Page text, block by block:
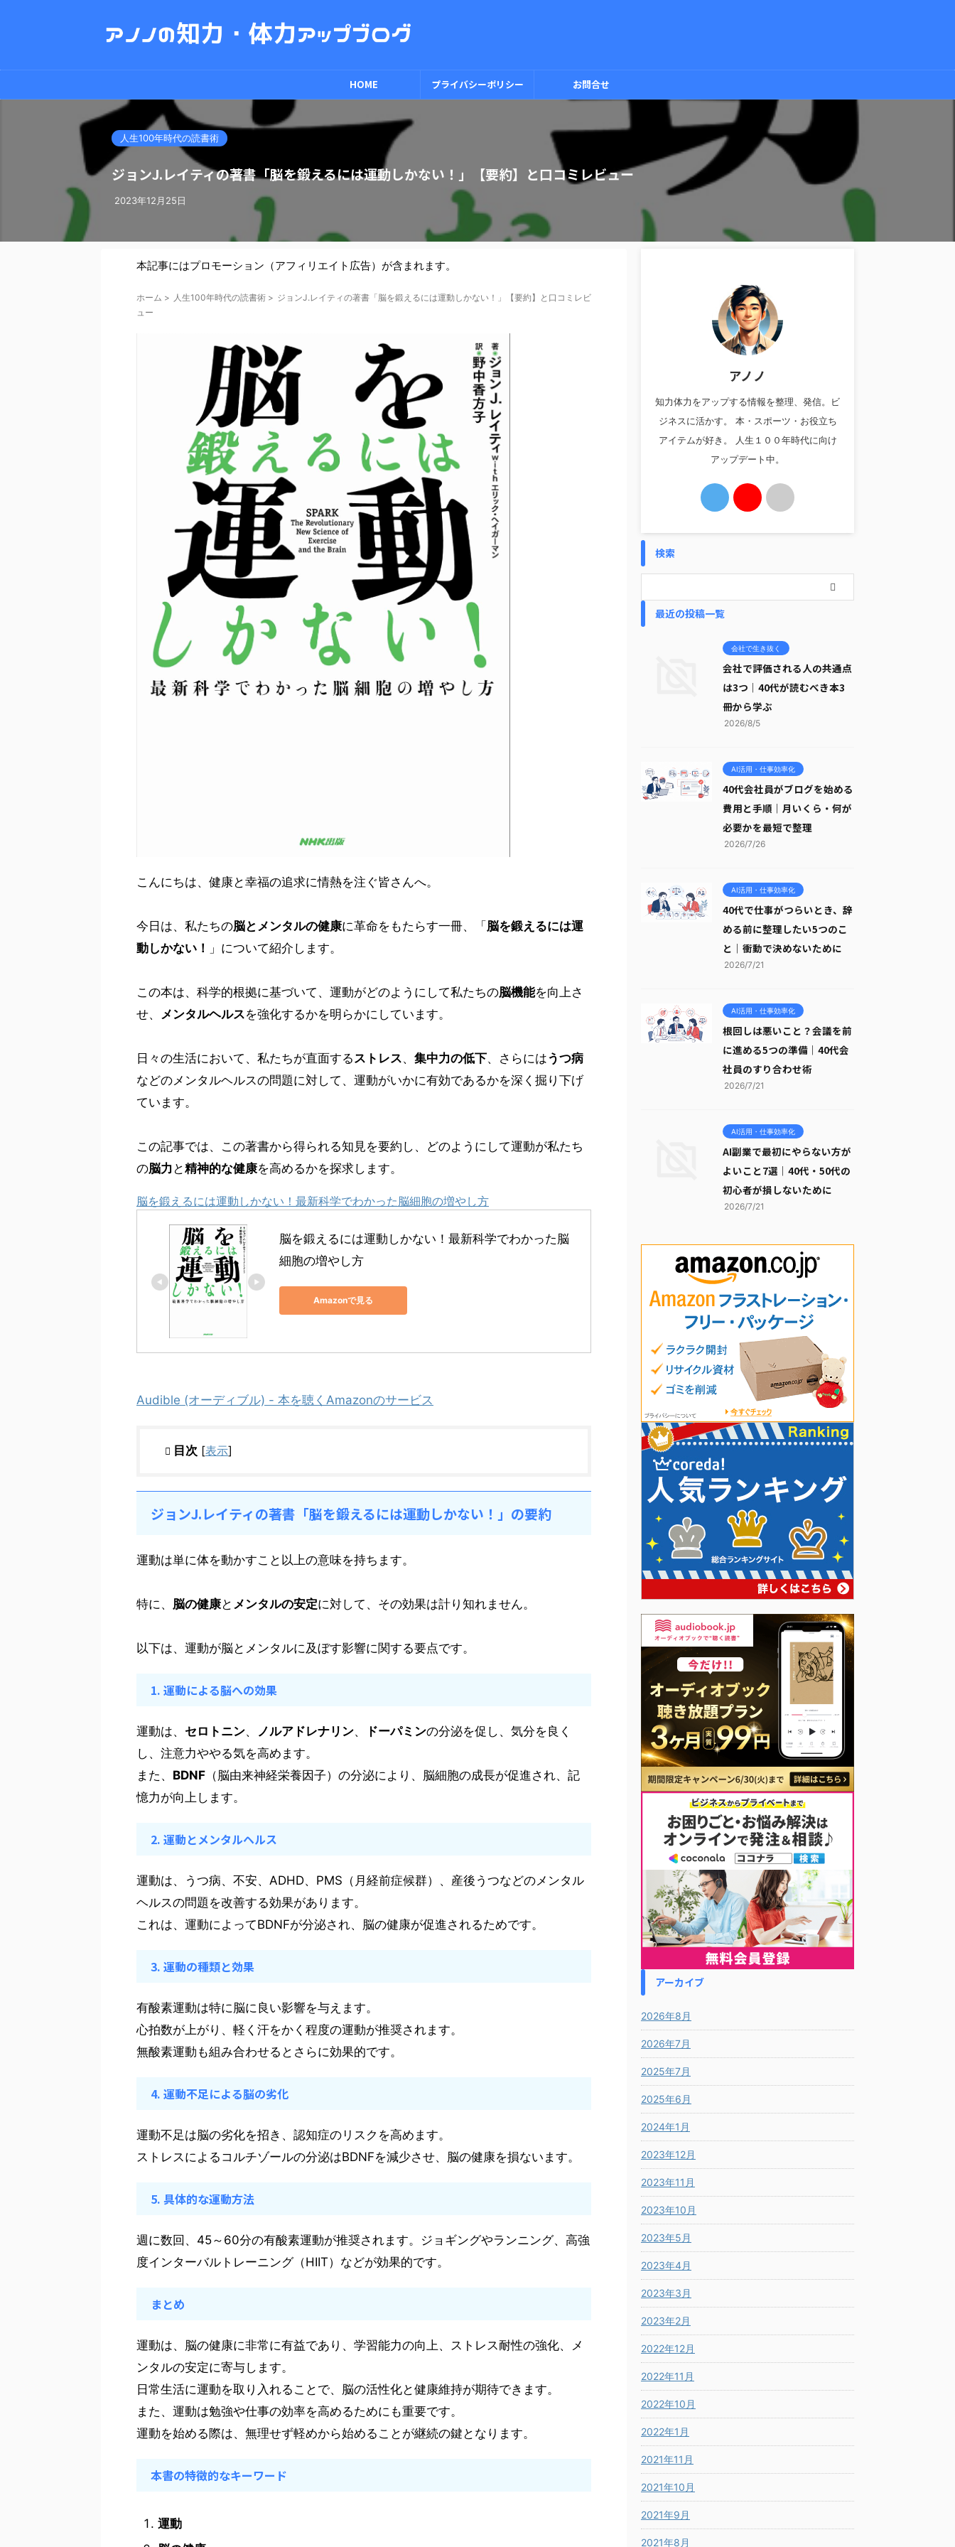
HOME プライバシーポリシー お問合せ
人生100年時代の読書術
ジョンJ.レイティの著書「脳を鍛えるには運動しかない！」【要約】と口コミレビュー
2023年12月25日
本記事にはプロモーション（アフィリエイト広告）が含まれます。
ホーム > 人生100年時代の読書術 > ジョンJ.レイティの著書「脳を鍛えるには運動しかない！」【要約】と口コミレビ
ュー
こんにちは、健康と幸福の追求に情熱を注ぐ皆さんへ。
今日は、私たちの脳とメンタルの健康に革命をもたらす一冊、「脳を鍛えるには運
動しかない！
」について紹介します。
この本は、科学的根拠に基づいて、運動がどのようにして私たちの脳機能を向上さ
せ、
メンタルヘルスを強化するかを明らかにしています。
日々の生活において、私たちが直面する ストレス、 集中力の低下、さらにはうつ病
などのメンタルヘルスの問題に対して、運動がいかに有効であるかを深く掘り下げ
ています。
この記事では、この著書から得られる知見を要約し、どのようにして運動が私たち
の脳力 と精神的な健康を高めるかを探求します。
脳を鍛えるには運動しかない！最新科学でわかった脳細胞の増やし方
脳を鍛えるには運動しかない！最新科学でわかった脳
細胞の増やし方
Amazonで見る
Audible (オーディブル) - 本を聴くAmazonのサービス
目次 [表示]
ジョンJ.レイティの著書「脳を鍛えるには運動しかない！」の要約
運動は単に体を動かすこと以上の意味を持ちます。
特に、 脳の健康と メンタルの安定に対して、その効果は計り知れません。
以下は、運動が脳とメンタルに及ぼす影響に関する要点です。
1. 運動による脳への効果
運動は、 セロトニン、 ノルアドレナリン、 ドーパミンの分泌を促し、気分を良く
し、注意力ややる気を高めます。
また、 BDNF （脳由来神経栄養因子）の分泌により、脳細胞の成長が促進され、記
憶力が向上します。
2. 運動とメンタルヘルス
運動は、うつ病、不安、ADHD、PMS（月経前症候群）、産後うつなどのメンタル
ヘルスの問題を改善する効果があります。
これは、運動によってBDNFが分泌され、脳の健康が促進されるためです。
3. 運動の種類と効果
有酸素運動は特に脳に良い影響を与えます。
心拍数が上がり、軽く汗をかく程度の運動が推奨されます。
無酸素運動も組み合わせるとさらに効果的です。
4. 運動不足による脳の劣化
運動不足は脳の劣化を招き、認知症のリスクを高めます。
ストレスによるコルチゾールの分泌はBDNFを減少させ、脳の健康を損ないます。
5. 具体的な運動方法
週に数回、45～60分の有酸素運動が推奨されます。ジョギングやランニング、高強
度インターバルトレーニング（HIIT）などが効果的です。
まとめ
運動は、脳の健康に非常に有益であり、学習能力の向上、ストレス耐性の強化、メ
ンタルの安定に寄与します。
日常生活に運動を取り入れることで、脳の活性化と健康維持が期待できます。
また、運動は勉強や仕事の効率を高めるためにも重要です。
運動を始める際は、無理せず軽めから始めることが継続の鍵となります。
本書の特徴的なキーワード
運動
アノノ
知力体力をアップする情報を整理、発信。ビ
ジネスに活かす。 本・スポーツ・お役立ち
アイテムが好き。 人生１００年時代に向け
アップデート中。
検索
最近の投稿一覧
会社で生き抜く
会社で評価される人の共通点
は3つ｜40代が読むべき本3
冊から学ぶ
2026/8/5
AI活用・仕事効率化
40代会社員がブログを始める
費用と手順｜月いくら・何が
必要かを最短で整理
2026/7/26
AI活用・仕事効率化
40代で仕事がつらいとき、辞
める前に整理したい5つのこ
と｜衝動で決めないために
2026/7/21
AI活用・仕事効率化
根回しは悪いこと？会議を前
に進める5つの準備｜40代会
社員のすり合わせ術
2026/7/21
AI活用・仕事効率化
AI副業で最初にやらない方が
よいこと7選｜40代・50代の
初心者が損しないために
2026/7/21
アーカイブ
2026年8月
2026年7月
2025年7月
2025年6月
2024年1月
2023年12月
2023年11月
2023年10月
2023年5月
2023年4月
2023年3月
2023年2月
2022年12月
2022年11月
2022年10月
2022年1月
2021年11月
2021年10月
2021年9月
2021年8月